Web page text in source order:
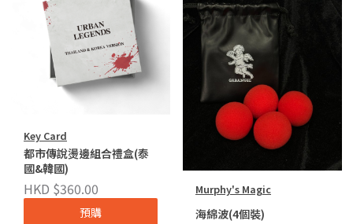
Key Card
都市傳說燙邊組合禮盒(泰
國&韓國)
HKD $360.00
預購
Murphy's Magic
海綿波(4個裝)